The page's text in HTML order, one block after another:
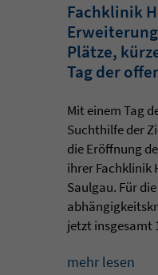
Fachklinik
Plätze,
Tag der
Mit einem Tag
Suchthilfe der
die Eröffnung
ihrer Fachklinik
Saulgau. Für
jetzt insgesamt
mehr lesen